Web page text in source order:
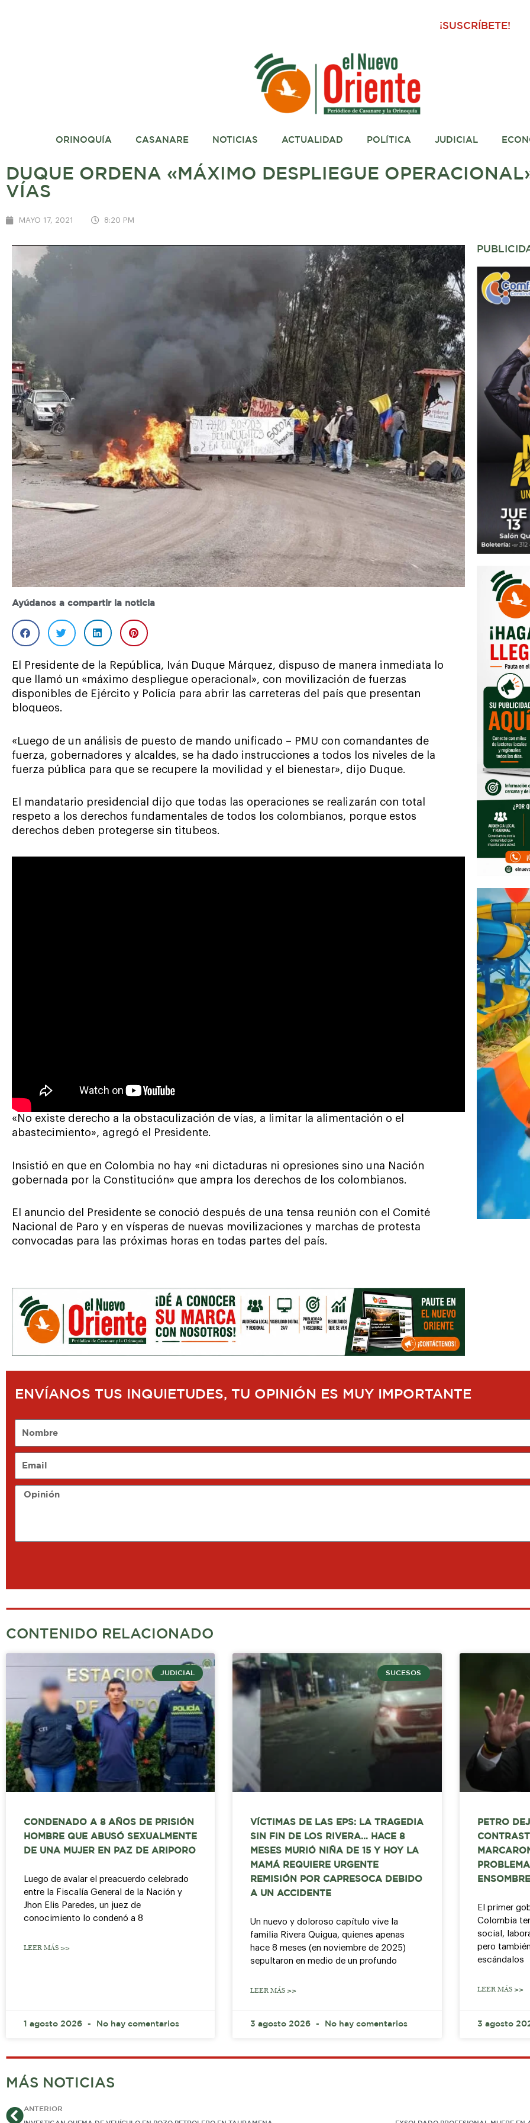
¡SUSCRÍBETE!
ORINOQUÍA CASANARE NOTICIAS ACTUALIDAD POLÍTICA JUDICIAL
DUQUE ORDENA «MÁXIMO DESPLIEGUE
VÍAS
MAYO 17, 2021 8:20 PM
Ayúdanos a compartir la noticia
El Presidente de la República, Iván Duque Márquez, dispuso de manera inmediata lo
que llamó un «máximo despliegue operacional», con movilización de fuerzas
disponibles de Ejército y Policía para abrir las carreteras del país que presentan
bloqueos.
«Luego de un análisis de puesto de mando unificado – PMU con comandantes de
fuerza, gobernadores y alcaldes, se ha dado instrucciones a todos los niveles de la
fuerza pública para que se recupere la movilidad y el bienestar», dijo Duque.
El mandatario presidencial dijo que todas las operaciones se realizarán con total
respeto a los derechos fundamentales de todos los colombianos, porque estos
derechos deben protegerse sin titubeos.
«No existe derecho a la obstaculización de vías, a limitar la alimentación o el
abastecimiento», agregó el Presidente.
Insistió en que en Colombia no hay «ni dictaduras ni opresiones sino una Nación
gobernada por la Constitución» que ampra los derechos de los colombianos.
El anuncio del Presidente se conoció después de una tensa reunión con el Comité
Nacional de Paro y en vísperas de nuevas movilizaciones y marchas de protesta
convocadas para las próximas horas en todas partes del país.
ENVÍANOS TUS INQUIETUDES, TU OPINIÓN ES MUY IMPORTANTE
Opinión
CONTENIDO RELACIONADO
JUDICIAL
CONDENADO A 8 AÑOS DE PRISIÓN
HOMBRE QUE ABUSÓ SEXUALMENTE
DE UNA MUJER EN PAZ DE ARIPORO
Luego de avalar el preacuerdo celebrado
entre la Fiscalía General de la Nación y
Jhon Elis Paredes, un juez de
conocimiento lo condenó a 8
LEER MÁS >>
1 agosto 2026 No hay comentarios
SUCESOS
VÍCTIMAS DE LAS EPS: LA TRAGEDIA
SIN FIN DE LOS RIVERA… HACE 8
MESES MURIÓ NIÑA DE 15 Y HOY LA
MAMÁ REQUIERE URGENTE
REMISIÓN POR CAPRESOCA DEBIDO
A UN ACCIDENTE
Un nuevo y doloroso capítulo vive la
familia Rivera Quigua, quienes apenas
hace 8 meses (en noviembre de 2025)
sepultaron en medio de un profundo
LEER MÁS >>
3 agosto 2026 No hay comentarios
PETRO
El primer
Colombia
social,
pero
escándalos
LEER MÁS >>
3 agosto
MÁS NOTICIAS
AntANTERIOR